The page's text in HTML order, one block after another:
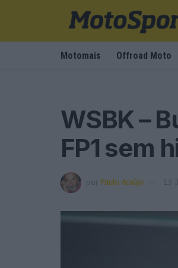
Motomais Offroad Moto
WSBK –
FP1 sem
por Paulo Araújo 13